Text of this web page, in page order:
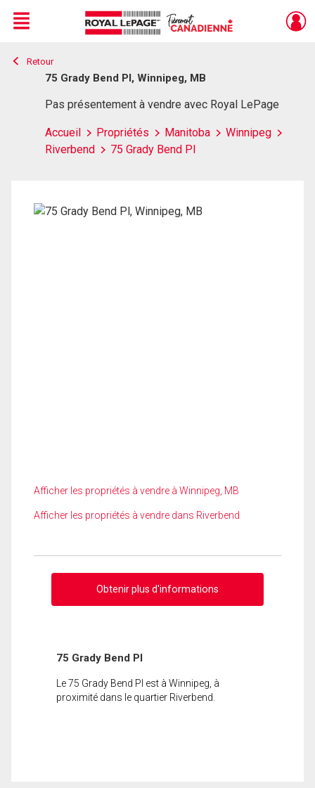
Live
En Direct
Menu
Retour
75 Grady Bend Pl, Winnipeg, MB
Pas présentement à vendre avec Royal LePage
Accueil Propriétés Manitoba
Winnipeg
Riverbend
75 Grady Bend Pl
Afficher les propriétés à vendre à Winnipeg, MB
Afficher les propriétés à vendre dans Riverbend
Obtenir plus d'informations
75 Grady Bend Pl
Le 75 Grady Bend Pl est à Winnipeg, à
proximité dans le quartier Riverbend.